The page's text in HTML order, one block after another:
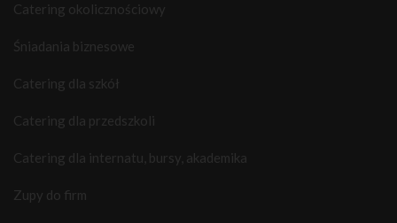
Catering okolicznościowy
Śniadania biznesowe
Catering dla szkół
Catering dla przedszkoli
Catering dla internatu, bursy, akademika
Zupy do firm